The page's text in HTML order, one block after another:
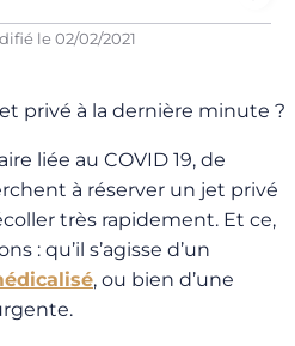
le02/02/2021
privé à la dernière minute ?
liée au COVID 19, de
à réserver un jet privé
très rapidement. Et ce,
: qu’il s’agisse d’un
, ou bien d’une